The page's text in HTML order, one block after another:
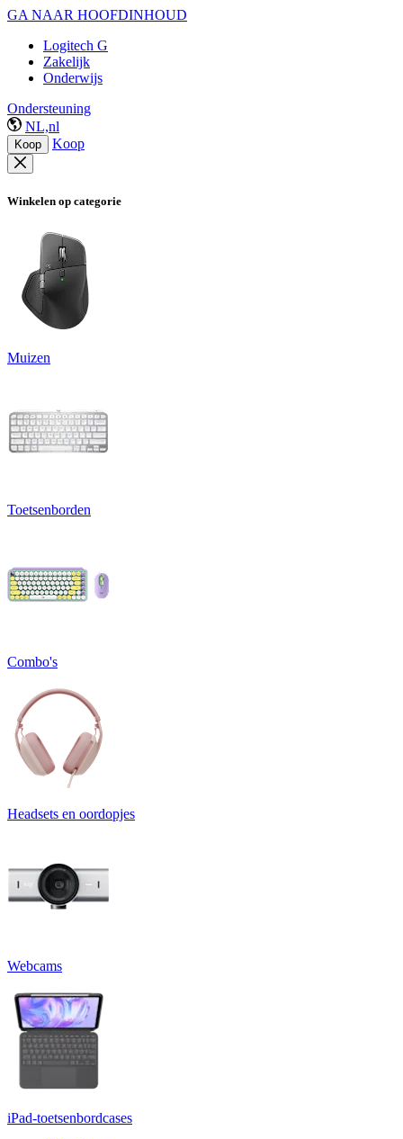
GA NAAR HOOFDINHOUD
Logitech G
Zakelijk
Onderwijs
Ondersteuning
NL,nl
Koop Koop
Winkelen op categorie
Muizen
Toetsenborden
Combo's
Headsets en oordopjes
Webcams
iPad-toetsenbordcases